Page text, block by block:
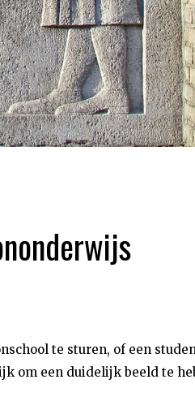
te sturen, of een
om een duidelijk beeld te